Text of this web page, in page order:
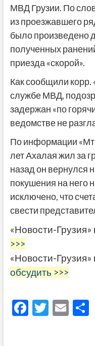
МВД Грузии. По
из проезжавшего
было произведено
полученных
приезда «скорой».
Как сообщили корр.
службе МВД,
задержан «по
ведомстве не
По информации
лет Ахалая жил за
назад он вернулся
покушения на него
исключено, что
свести
«Новости-Грузия»
>>>
«Новости-Грузия»
обсудить >>>
F T E О